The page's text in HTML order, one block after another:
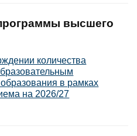
высшего
количества
в рамках
на 2026/27